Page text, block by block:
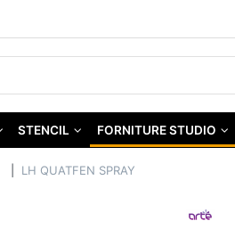
STENCIL FORNITURE STUDIO
LH QUATFEN SPRAY